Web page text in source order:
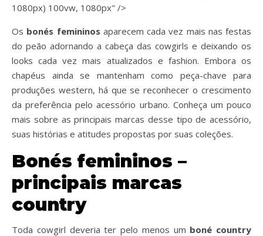
1080px) 100vw, 1080px" />
Os bonés femininos aparecem cada vez mais nas festas
do peão adornando a cabeça das cowgirls e deixando os
looks cada vez mais atualizados e fashion. Embora os
chapéus ainda se mantenham como peça-chave para
produções western, há que se reconhecer o crescimento
da preferência pelo acessório urbano. Conheça um pouco
mais sobre as principais marcas desse tipo de acessório,
suas histórias e atitudes propostas por suas coleções.
Bonés femininos –
principais marcas
country
Toda cowgirl deveria ter pelo menos um boné country